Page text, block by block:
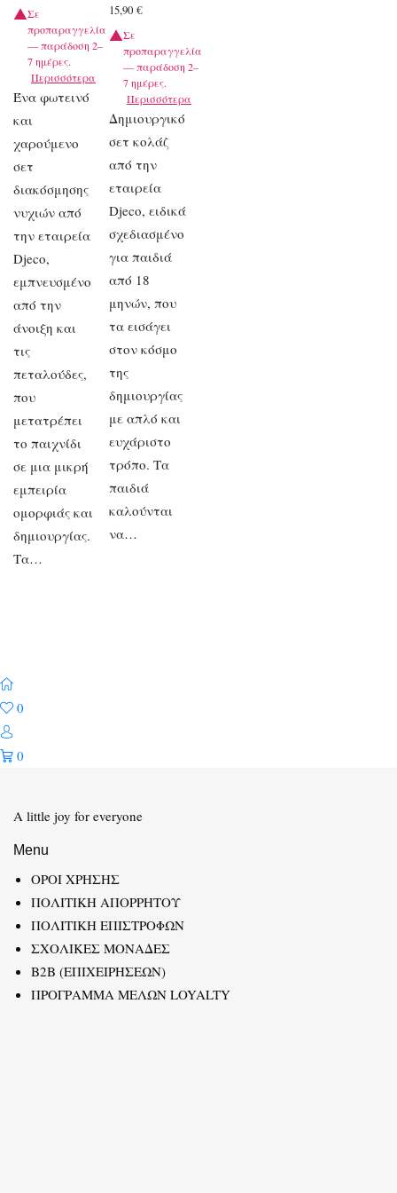
Σε
προπαραγγελία
— παράδοση 2–
7 ημέρες.
Περισσότερα
Ένα φωτεινό
και
χαρούμενο
σετ
διακόσμησης
νυχιών από
την εταιρεία
Djeco,
εμπνευσμένο
από την
άνοιξη και
τις
πεταλούδες,
που
μετατρέπει
το παιχνίδι
σε μια μικρή
εμπειρία
ομορφιάς και
δημιουργίας.
Τα…
15,90€
Σε
προπαραγγελία
— παράδοση 2–
7 ημέρες.
Περισσότερα
Δημιουργικό
σετ κολάζ
από την
εταιρεία
Djeco, ειδικά
σχεδιασμένο
για παιδιά
από 18
μηνών, που
τα εισάγει
στον κόσμο
της
δημιουργίας
με απλό και
ευχάριστο
τρόπο. Τα
παιδιά
καλούνται
να…
0
0
A little joy for everyone
Menu
ΟΡΟΙ ΧΡΗΣΗΣ
ΠΟΛΙΤΙΚΗ ΑΠΟΡΡΗΤΟΥ
ΠΟΛΙΤΙΚΗ ΕΠΙΣΤΡΟΦΩΝ
ΣΧΟΛΙΚΕΣ ΜΟΝΑΔΕΣ
B2B (ΕΠΙΧΕΙΡΗΣΕΩΝ)
ΠΡΟΓΡΑΜΜΑ ΜΕΛΩΝ LOYALTY